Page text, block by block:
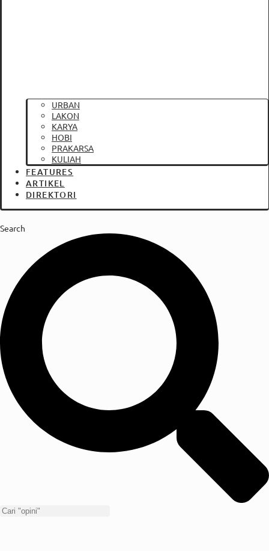
URBAN
LAKON
KARYA
HOBI
PRAKARSA
KULIAH
FEATURES
ARTIKEL
DIREKTORI
Search